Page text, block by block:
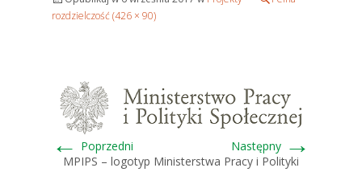
rozdzielczość (426 × 90)
← Poprzedni Następny →
MPIPS – logotyp Ministerstwa Pracy i Polityki